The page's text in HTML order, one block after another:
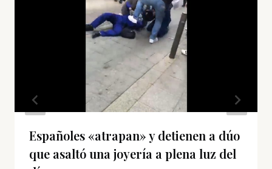
Españoles «atrapan» y detienen a dúo
que asaltó una joyería a plena luz del